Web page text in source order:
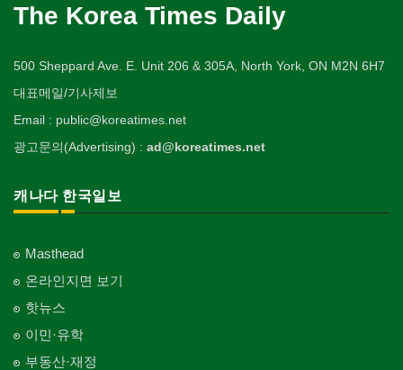
The Korea Times Daily
500 Sheppard Ave. E. Unit 206 & 305A, North York, ON M2N 6H7
대표메일/기사제보
Email : public@koreatimes.net
광고문의(Advertising) : ad@koreatimes.net
캐나다 한국일보
Masthead
온라인지면 보기
핫뉴스
이민·유학
부동산·재정